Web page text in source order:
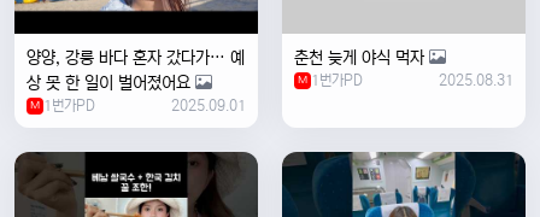
양양, 강릉 바다 혼자 갔다가… 예
상 못 한 일이 벌어졌어요
M 1번가PD 2025.09.01
춘천 늦게 야식 먹자
M 1번가PD 2025.08.31